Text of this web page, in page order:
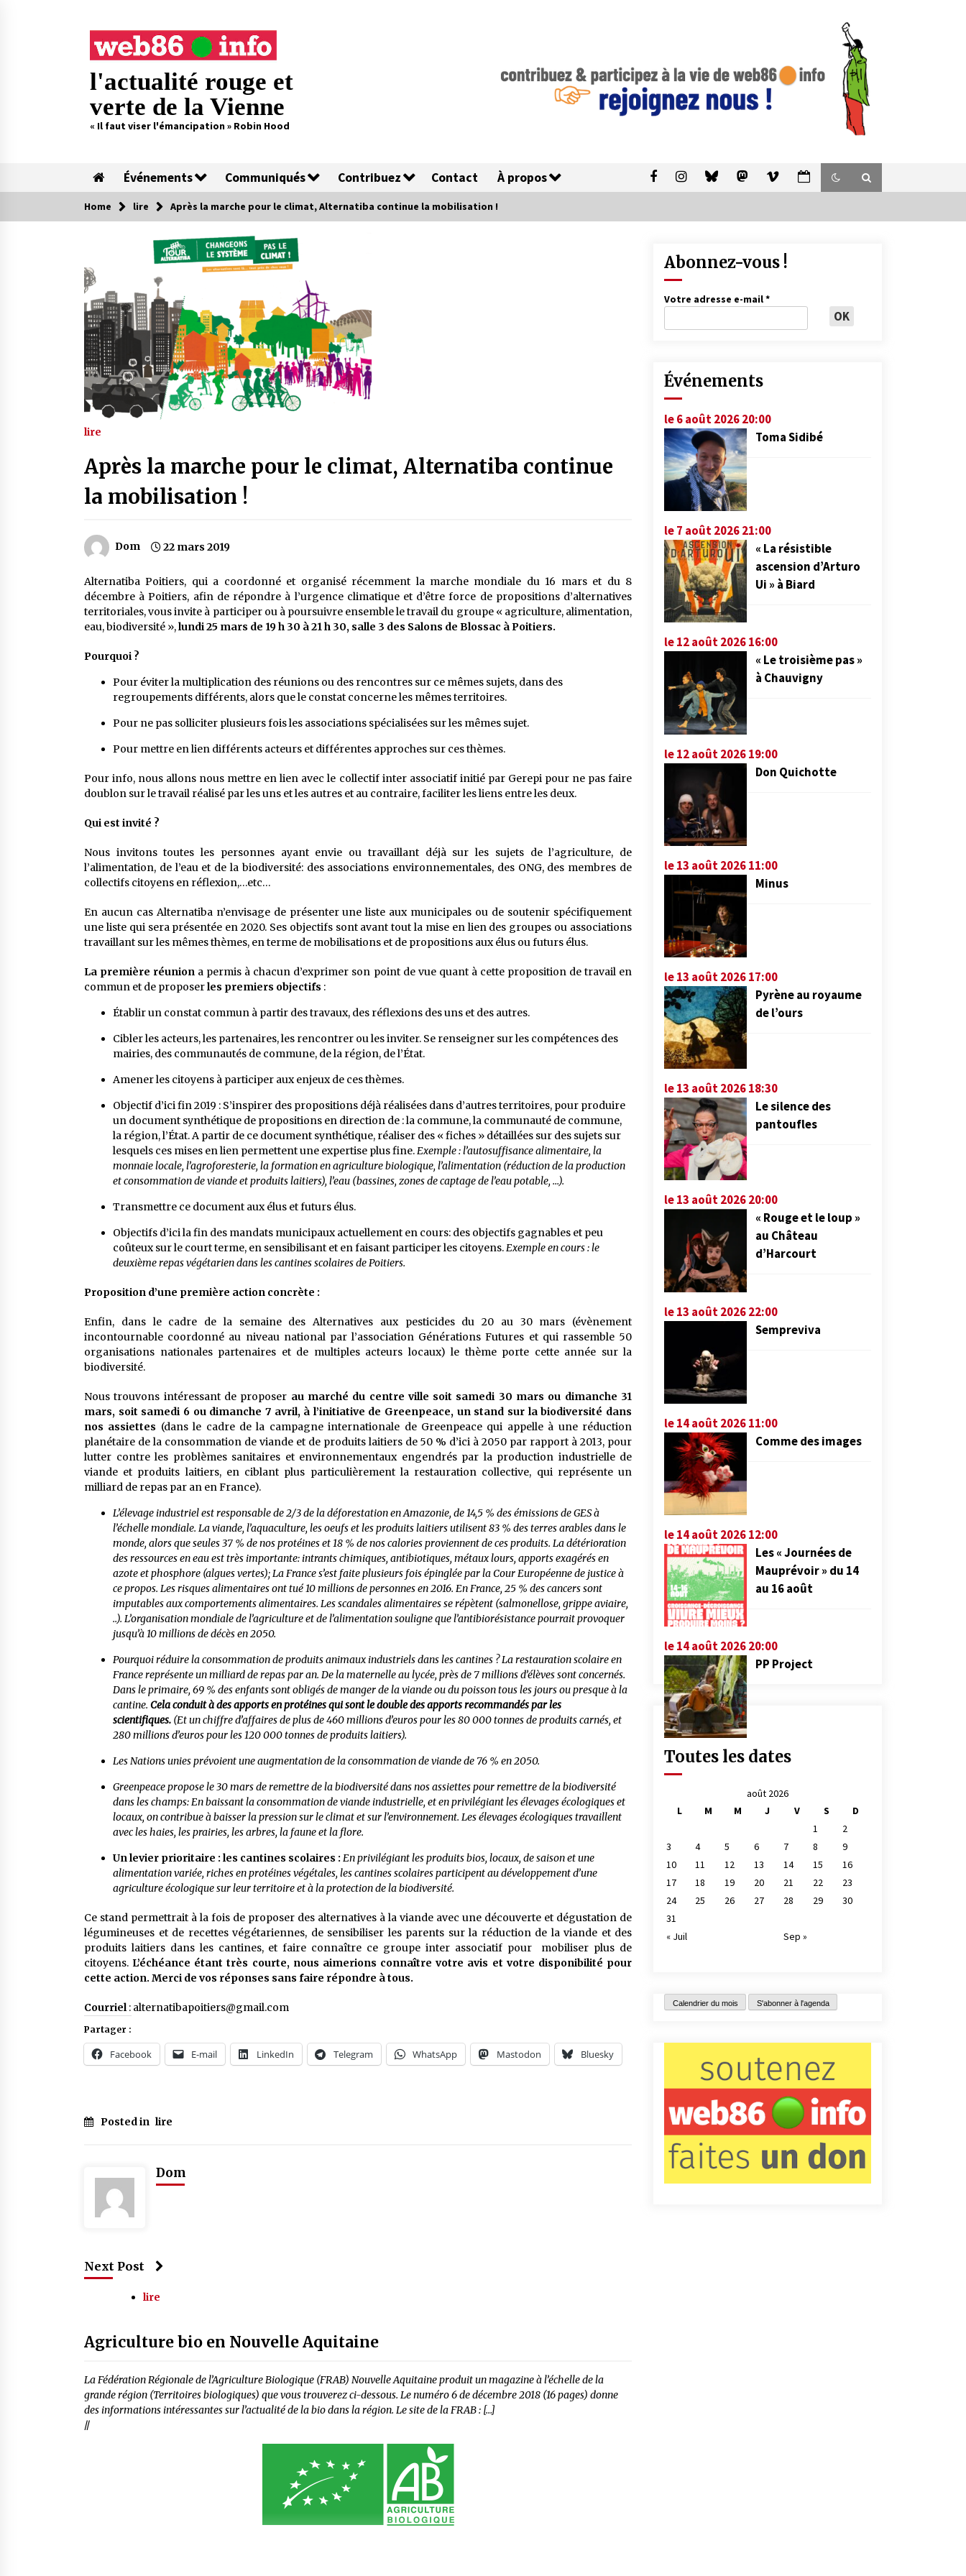
l'actualité rouge et
verte de la Vienne
« Il faut viser l'émancipation » Robin Hood
Événements Communiqués Contribuez Contact À propos
Home lire Après la marche pour le climat, Alternatiba continue la mobilisation !
lire
Après la marche pour le climat, Alternatiba continue
la mobilisation !
Dom 22 mars 2019
Alternatiba Poitiers, qui a coordonné et organisé récemment la marche mondiale du 16 mars et du 8
décembre à Poitiers, afin de répondre à l’urgence climatique et d’être force de propositions d’alternatives
territoriales, vous invite à participer ou à poursuivre ensemble le travail du groupe « agriculture, alimentation,
eau, biodiversité »,lundi 25 mars de 19 h 30 à 21 h 30, salle 3 des Salons de Blossac à Poitiers.
Pourquoi ?
Pour éviter la multiplication des réunions ou des rencontres sur ce mêmes sujets, dans des
regroupements différents, alors que le constat concerne les mêmes territoires.
Pour ne pas solliciter plusieurs fois les associations spécialisées sur les mêmes sujet.
Pour mettre en lien différents acteurs et différentes approches sur ces thèmes.
Pour info, nous allons nous mettre en lien avec le collectif inter associatif initié par Gerepi pour ne pas faire
doublon sur le travail réalisé par les uns et les autres et au contraire, faciliter les liens entre les deux.
Qui est invité ?
Nous invitons toutes les personnes ayant envie ou travaillant déjà sur les sujets de l’agriculture, de
l’alimentation, de l’eau et de la biodiversité: des associations environnementales, des ONG, des membres de
collectifs citoyens en réflexion,…etc…
En aucun cas Alternatiba n’envisage de présenter une liste aux municipales ou de soutenir spécifiquement
une liste qui sera présentée en 2020. Ses objectifs sont avant tout la mise en lien des groupes ou associations
travaillant sur les mêmes thèmes, en terme de mobilisations et de propositions aux élus ou futurs élus.
La première réunion a permis à chacun d’exprimer son point de vue quant à cette proposition de travail en
commun et de proposerles premiers objectifs :
Établir un constat commun à partir des travaux, des réflexions des uns et des autres.
Cibler les acteurs, les partenaires, les rencontrer ou les inviter. Se renseigner sur les compétences des
mairies, des communautés de commune, de la région, de l’État.
Amener les citoyens à participer aux enjeux de ces thèmes.
Objectif d’ici fin 2019 : S’inspirer des propositions déjà réalisées dans d’autres territoires, pour produire
un document synthétique de propositions en direction de : la commune, la communauté de commune,
la région, l’État. A partir de ce document synthétique, réaliser des « fiches » détaillées sur des sujets sur
lesquels ces mises en lien permettent une expertise plus fine.Exemple : l’autosuffisance alimentaire, la
monnaie locale, l’agroforesterie, la formation en agriculture biologique, l’alimentation (réduction de la production
et consommation de viande et produits laitiers), l’eau (bassines, zones de captage de l’eau potable, …).
Transmettre ce document aux élus et futurs élus.
Objectifs d’ici la fin des mandats municipaux actuellement en cours: des objectifs gagnables et peu
coûteux sur le court terme, en sensibilisant et en faisant participer les citoyens.Exemple en cours : le
deuxième repas végétarien dans les cantines scolaires de Poitiers.
Proposition d’une première action concrète :
Enfin, dans le cadre de la semaine des Alternatives aux pesticides du 20 au 30 mars (évènement
incontournable coordonné au niveau national par l’association Générations Futures et qui rassemble 50
organisations nationales partenaires et de multiples acteurs locaux) le thème porte cette année sur la
biodiversité.
Nous trouvons intéressant de proposer au marché du centre ville soit samedi 30 mars ou dimanche 31
mars, soit samedi 6 ou dimanche 7 avril, à l’initiative de Greenpeace, un stand sur la biodiversité dans
nos assiettes (dans le cadre de la campagne internationale de Greenpeace qui appelle à une réduction
planétaire de la consommation de viande et de produits laitiers de 50 % d’ici à 2050 par rapport à 2013, pour
lutter contre les problèmes sanitaires et environnementaux engendrés par la production industrielle de
viande et produits laitiers, en ciblant plus particulièrement la restauration collective, qui représente un
milliard de repas par an en France).
L’élevage industriel est responsable de 2/3 de la déforestation en Amazonie, de 14,5 % des émissions de GES à
l’échelle mondiale. La viande, l’aquaculture, les oeufs et les produits laitiers utilisent 83 % des terres arables dans le
monde, alors que seules 37 % de nos protéines et 18 % de nos calories proviennent de ces produits. La détérioration
des ressources en eau est très importante: intrants chimiques, antibiotiques, métaux lours, apports exagérés en
azote et phosphore (algues vertes); La France s’est faite plusieurs fois épinglée par la Cour Européenne de justice à
ce propos. Les risques alimentaires ont tué 10 millions de personnes en 2016. En France, 25 % des cancers sont
imputables aux comportements alimentaires. Les scandales alimentaires se répètent (salmonellose, grippe aviaire,
..). L’organisation mondiale de l’agriculture et de l’alimentation souligne que l’antibiorésistance pourrait provoquer
jusqu’à 10 millions de décès en 2050.
Pourquoi réduire la consommation de produits animaux industriels dans les cantines ? La restauration scolaire en
France représente un milliard de repas par an. De la maternelle au lycée, près de 7 millions d’élèves sont concernés.
Dans le primaire, 69 % des enfants sont obligés de manger de la viande ou du poisson tous les jours ou presque à la
cantine. Cela conduit à des apports en protéines qui sont le double des apports recommandés par les
scientifiques. (Et un chiffre d’affaires de plus de 460 millions d’euros pour les 80 000 tonnes de produits carnés, et
280 millions d’euros pour les 120 000 tonnes de produits laitiers).
Les Nations unies prévoient une augmentation de la consommation de viande de 76 % en 2050.
Greenpeace propose le 30 mars de remettre de la biodiversité dans nos assiettes pour remettre de la biodiversité
dans les champs: En baissant la consommation de viande industrielle, et en privilégiant les élevages écologiques et
locaux, on contribue à baisser la pression sur le climat et sur l’environnement. Les élevages écologiques travaillent
avec les haies, les prairies, les arbres, la faune et la flore.
Un levier prioritaire : les cantines scolaires : En privilégiant les produits bios, locaux, de saison et une
alimentation variée, riches en protéines végétales, les cantines scolaires participent au développement d’une
agriculture écologique sur leur territoire et à la protection de la biodiversité.
Ce stand permettrait à la fois de proposer des alternatives à la viande avec une découverte et dégustation de
légumineuses et de recettes végétariennes, de sensibiliser les parents sur la réduction de la viande et des
produits laitiers dans les cantines, et faire connaître ce groupe inter associatif pour mobiliser plus de
citoyens. L’échéance étant très courte, nous aimerions connaître votre avis et votre disponibilité pour
cette action. Merci de vos réponses sans faire répondre à tous.
Courriel: alternatibapoitiers@gmail.com
Partager :
Facebook E-mail LinkedIn Telegram WhatsApp Mastodon Bluesky
Posted in lire
Dom
Next Post
lire
Agriculture bio en Nouvelle Aquitaine
La Fédération Régionale de l’Agriculture Biologique (FRAB) Nouvelle Aquitaine produit un magazine à l’échelle de la
grande région (Territoires biologiques) que vous trouverez ci-dessous. Le numéro 6 de décembre 2018 (16 pages) donne
des informations intéressantes sur l’actualité de la bio dans la région. Le site de la FRAB : […]
//
Abonnez-vous !
Votre adresse e-mail*
Événements
le 6 août 2026 20:00
Toma Sidibé
le 7 août 2026 21:00
« La résistible
ascension d’Arturo
Ui » à Biard
le 12 août 2026 16:00
« Le troisième pas »
à Chauvigny
le 12 août 2026 19:00
Don Quichotte
le 13 août 2026 11:00
Minus
le 13 août 2026 17:00
Pyrène au royaume
de l’ours
le 13 août 2026 18:30
Le silence des
pantoufles
le 13 août 2026 20:00
« Rouge et le loup »
au Château
d’Harcourt
le 13 août 2026 22:00
Sempreviva
le 14 août 2026 11:00
Comme des images
le 14 août 2026 12:00
Les « Journées de
Mauprévoir » du 14
au 16 août
le 14 août 2026 20:00
PP Project
Toutes les dates
août 2026
L
M M J V S
D
1
2
3
4 5 6 7 8
9
10
11 12 13 14 15
16
17
18 19 20 21 22
23
24
25 26 27 28 29
30
31
« Juil
Sep »
Calendrier du mois S'abonner à l'agenda